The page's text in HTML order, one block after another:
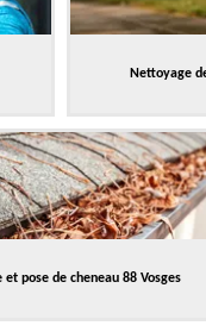
Nettoyage
et pose de cheneau 88 Vosges